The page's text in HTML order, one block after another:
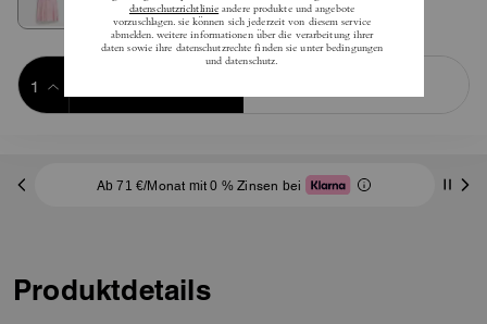
Ab 71 €/Monat mit 0 % Zinsen bei
Produktdetails